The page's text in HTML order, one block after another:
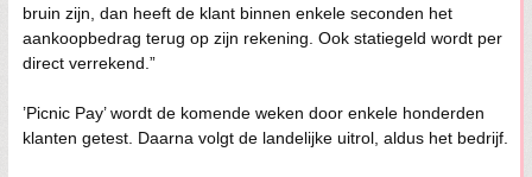
bruin zijn, dan heeft de klant binnen enkele seconden het
aankoopbedrag terug op zijn rekening. Ook statiegeld wordt per
direct verrekend.”
’Picnic Pay’ wordt de komende weken door enkele honderden
klanten getest. Daarna volgt de landelijke uitrol, aldus het bedrijf.